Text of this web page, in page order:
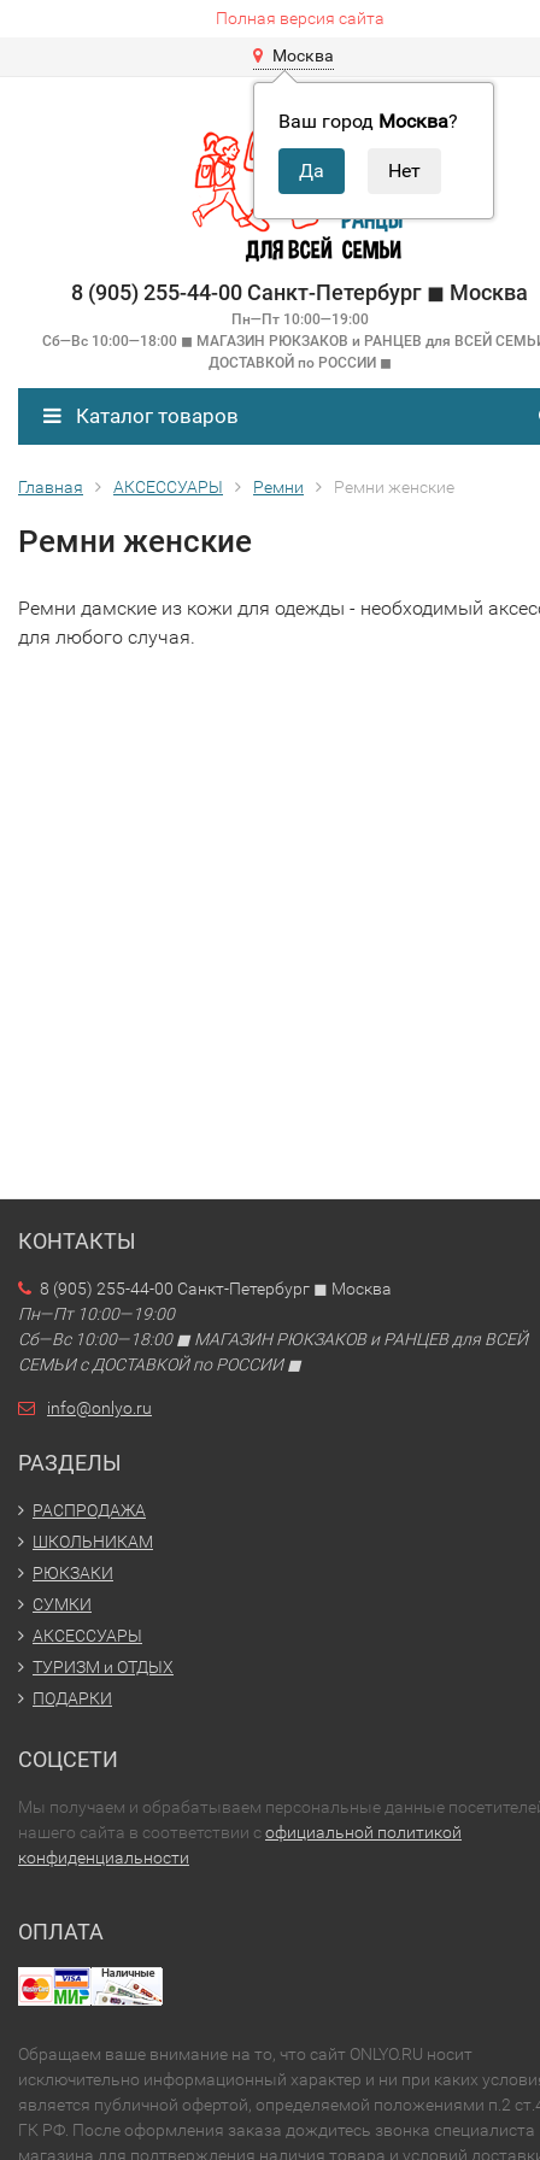
Полная версия сайта
Москва
Ваш город Москва?
8 (905) 255-44-00 Санкт-Петербург ◼ Москва
Пн—Пт 10:00—19:00
Сб—Вс 10:00—18:00 ◼ МАГАЗИН РЮКЗАКОВ и РАНЦЕВ для ВСЕЙ
ДОСТАВКОЙ по РОССИИ ◼
Каталог товаров
Главная АКСЕССУАРЫ Ремни Ремни женские
Ремни женские
Ремни дамские из кожи для одежды - необходимый
для любого случая.
КОНТАКТЫ
8 (905) 255-44-00 Санкт-Петербург ◼ Москва
Пн—Пт 10:00—19:00
Сб—Вс 10:00—18:00 ◼ МАГАЗИН РЮКЗАКОВ и РАНЦЕВ для ВСЕЙ
СЕМЬИ с ДОСТАВКОЙ по РОССИИ ◼
info@onlyo.ru
РАЗДЕЛЫ
РАСПРОДАЖА
ШКОЛЬНИКАМ
РЮКЗАКИ
СУМКИ
АКСЕССУАРЫ
ТУРИЗМ и ОТДЫХ
ПОДАРКИ
СОЦСЕТИ
Мы получаем и обрабатываем персональные данные
нашего сайта в соответствии софициальной политикой
конфиденциальности
ОПЛАТА
Обращаем ваше внимание на то, что сайт ONLYO.RU носит
исключительно информационный характер и ни при каких
является публичной офертой, определяемой положениями п.2
ГК РФ. После оформления заказа дождитесь звонка специалиста
магазина для подтверждения наличия товара и условий